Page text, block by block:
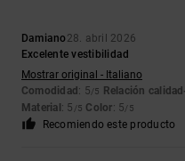
Damiano28. abril 2026
Excelente vestibilidad
Mostrar original - Italiano
Comodidad : 5/5 Relación
Material : 5 /5 Color: 5/5
Recomiendo este producto